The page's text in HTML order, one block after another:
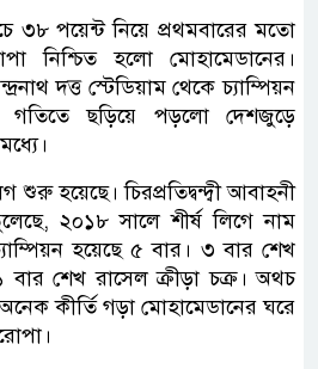
৩৮ পয়েন্ট নিয়ে প্রথমবারের মতো
নিশ্চিত হলো মোহামেডানের।
দত্ত স্টেডিয়াম থেকে চ্যাম্পিয়ন
গতিতে ছড়িয়ে পড়লো দেশজুড়ে
হয়েছে। চিরপ্রতিদ্বন্দ্বী আবাহনী
২০১৮ সালে শীর্ষ লিগে নাম
হয়েছে ৫ বার। ৩ বার শেখ
বার শেখ রাসেল ক্রীড়া চক্র। অথচ
কীর্তি গড়া মোহামেডানের ঘরে